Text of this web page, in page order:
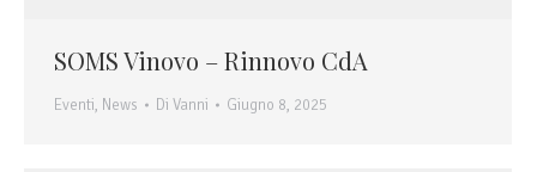
SOMS Vinovo – Rinnovo CdA
Eventi, News Di Vanni Giugno 8, 2025